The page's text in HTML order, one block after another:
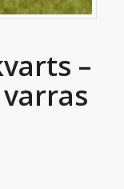
–